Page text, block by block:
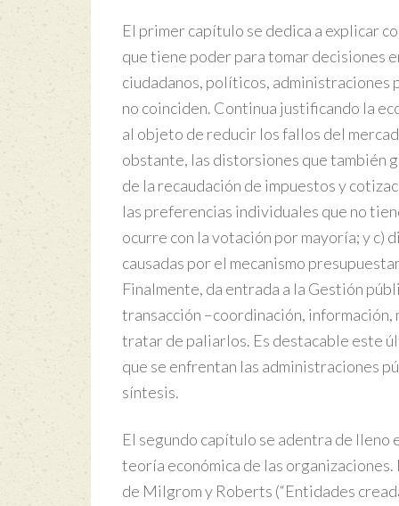
El primer capítulo se dedica a explicar
que tiene poder para tomar decisiones
ciudadanos, políticos, administraciones
no coinciden. Continua justificando la
al objeto de reducir los fallos del
obstante, las distorsiones que también
de la recaudación de impuestos y
las preferencias individuales que no
ocurre con la votación por mayoría; y
causadas por el mecanismo
Finalmente, da entrada a la Gestión
transacción –coordinación,
tratar de paliarlos. Es destacable este
que se enfrentan las administraciones
síntesis.
El segundo capítulo se adentra de
teoría económica de las
de Milgrom y Roberts (“Entidades